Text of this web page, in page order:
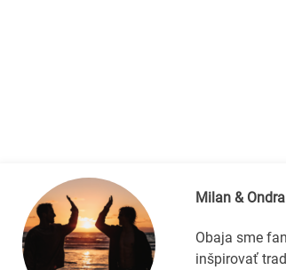
Milan & Ondra
Obaja sme
inšpirovať